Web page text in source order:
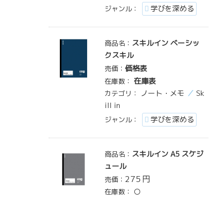
ジャンル： 学びを深める
商品名： スキルイン ベーシッ
クスキル
売価：価格表
在庫数： 在庫表
カテゴリ： ノート・メモ
Sk
ill in
ジャンル： 学びを深める
商品名： スキルイン A5 スケジ
ュール
売価： 275 円
在庫数： 〇